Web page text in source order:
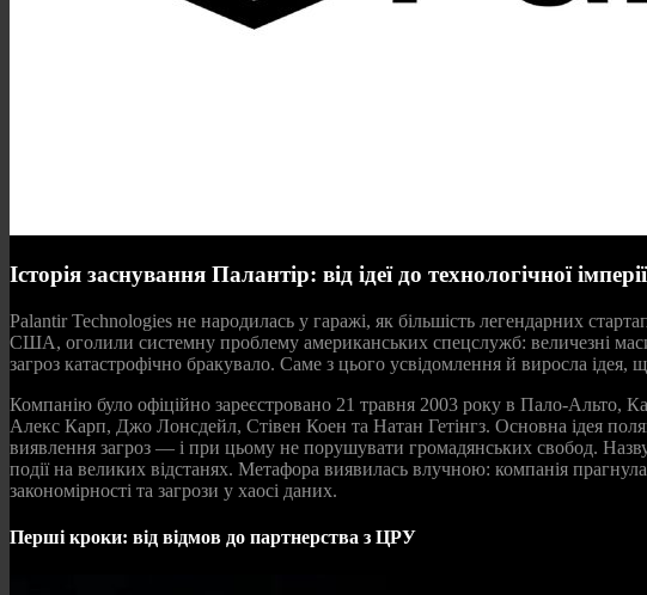
Історія заснування Палантір: від ідеї до технологічної імперії
Palantir Technologies не народилась у гаражі, як більшість легендарних
США, оголили системну проблему американських спецслужб: величезні
загроз катастрофічно бракувало. Саме з цього усвідомлення й виросла
Компанію було офіційно зареєстровано 21 травня 2003 року в Пало-Альто,
Алекс Карп, Джо Лонсдейл, Стівен Коен та Натан Гетінгз. Основна ідея
виявлення загроз — і при цьому не порушувати громадянських свобод.
події на великих відстанях. Метафора виявилась влучною: компанія
закономірності та загрози у хаосі даних.
Перші кроки: від відмов до партнерства з ЦРУ